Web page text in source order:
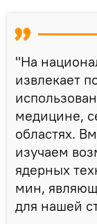
"На
извлекает
медицине,
областях.
изучаем
ядерных
мин,
для нашей